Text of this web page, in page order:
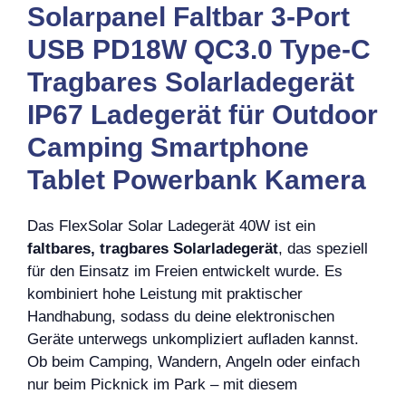
Solarpanel Faltbar 3-Port
USB PD18W QC3.0 Type-C
Tragbares Solarladegerät
IP67 Ladegerät für Outdoor
Camping Smartphone
Tablet Powerbank Kamera
Das FlexSolar Solar Ladegerät 40W ist ein
faltbares, tragbares Solarladegerät, das speziell
für den Einsatz im Freien entwickelt wurde. Es
kombiniert hohe Leistung mit praktischer
Handhabung, sodass du deine elektronischen
Geräte unterwegs unkompliziert aufladen kannst.
Ob beim Camping, Wandern, Angeln oder einfach
nur beim Picknick im Park – mit diesem